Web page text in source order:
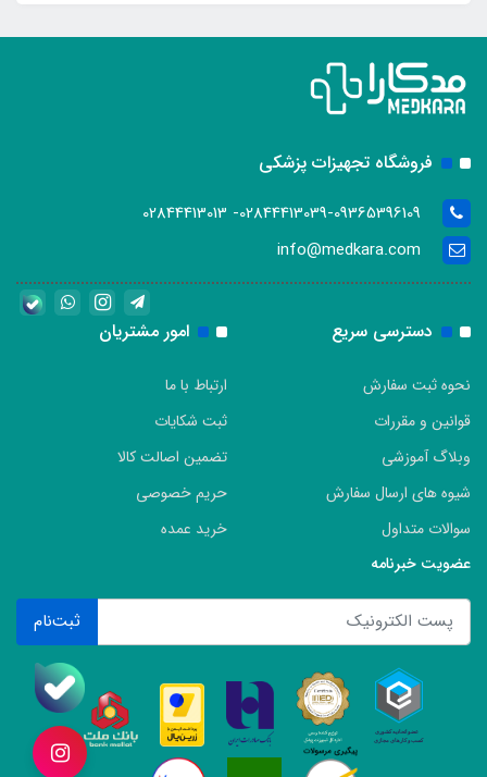
فروشگاه تجهیزات پزشکی
02844413039-09365396109- 02844413013
info@medkara.com
دسترسی سریع
نحوه ثبت سفارش
قوانین و مقررات
وبلاگ آموزشی
شیوه های ارسال سفارش
سوالات متداول
امور مشتریان
ارتباط با ما
ثبت شکایات
تضمین اصالت کالا
حریم خصوصی
خرید عمده
عضویت خبرنامه
ثبت‌نام